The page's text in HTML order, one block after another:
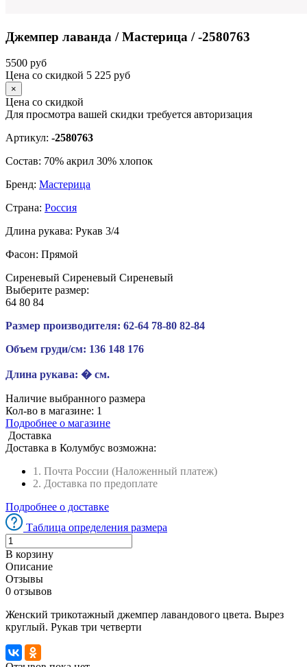
Джемпер лаванда / Мастерица / -2580763
5500 руб
Цена со скидкой 5 225 руб
×
Цена со скидкой
Для просмотра вашей скидки требуется авторизация
Артикул: -2580763
Состав: 70% акрил 30% хлопок
Бренд: Мастерица
Страна: Россия
Длина рукава: Рукав 3/4
Фасон: Прямой
Сиреневый Сиреневый Сиреневый
Выберите размер:
64 80 84
Размер производителя: 62-64 78-80 82-84
Объем груди/см: 136 148 176
Длина рукава: � см.
Наличие выбранного размера
Кол-во в магазине: 1
Подробнее о магазине
Доставка
Доставка в Колумбус возможна:
1. Почта России (Наложенный платеж)
2. Доставка по предоплате
Подробнее о доставке
Таблица определения размера
В корзину
Описание
Отзывы
0 отзывов
Женский трикотажный джемпер лавандового цвета. Вырез
круглый. Рукав три четверти